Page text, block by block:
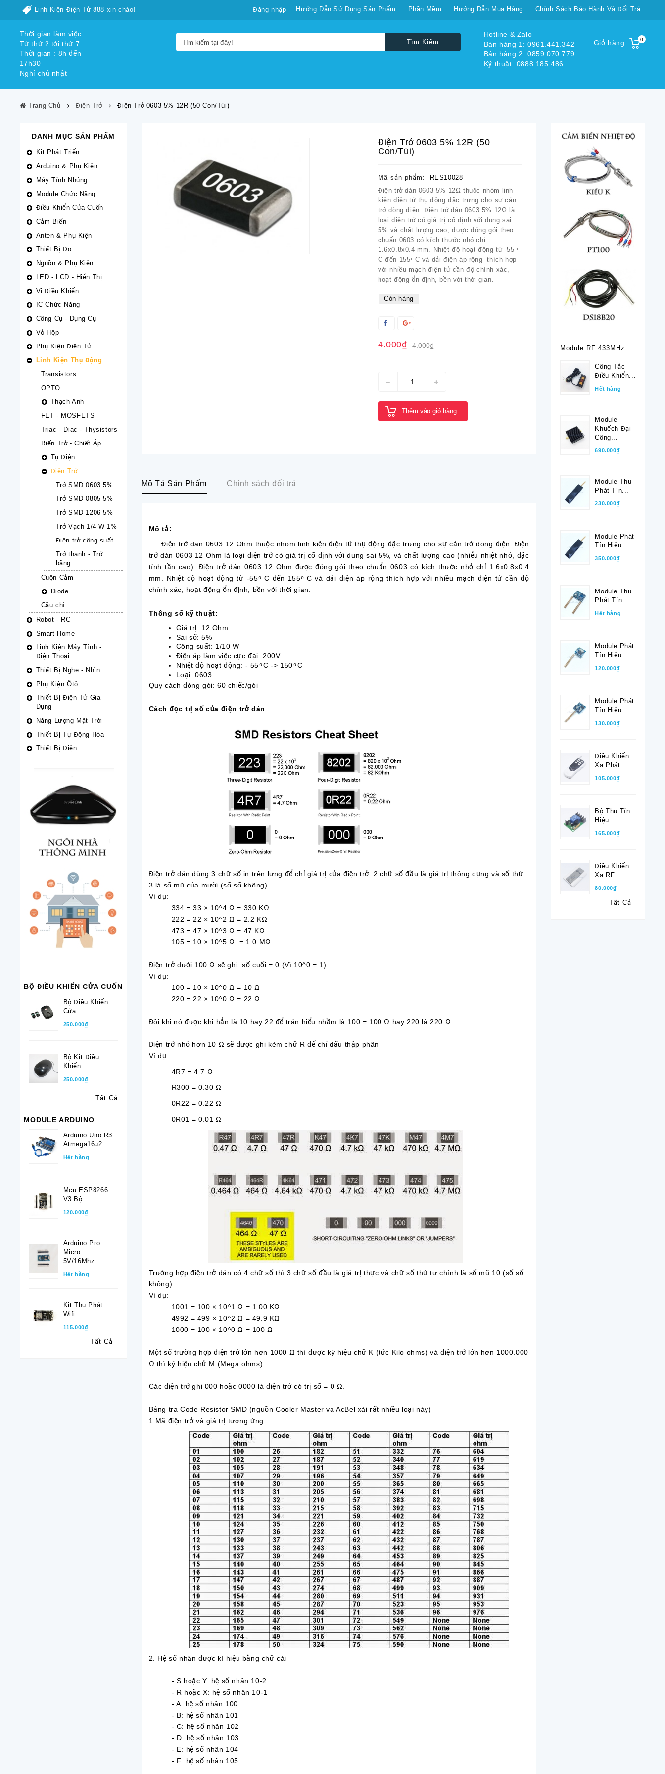
Linh Kiện Điện Tử 888 xin chào! Hướng Dẫn Sử Dụng Sản Phẩm Phần Mềm Hướng Dẫn Mua Hàng Chính Sách Bảo Hành Và Đổi Trả
Đăng nhập
Thời gian làm việc :
Từ thứ 2 tới thứ 7
Thời gian : 8h đến
17h30
Nghỉ chủ nhật
Giỏ hàng 0
Hotline & Zalo
Bán hàng 1: 0961.441.342
Bán hàng 2: 0859.070.779
Kỹ thuật: 0888.185.486
Tìm Kiếm
Trang Chủ Điện Trở Điện Trở 0603 5% 12R (50 Con/túi)
DANH MỤC SẢN PHẨM
Kit Phát Triển
Arduino & Phụ Kiện
Máy Tính Nhúng
Module Chức Năng
Điều Khiển Cửa Cuốn
Cảm Biến
Anten & Phụ Kiện
Thiết Bị Đo
Nguồn & Phụ Kiện
LED - LCD - Hiển Thị
Vi Điều Khiển
IC Chức Năng
Công Cụ - Dụng Cụ
Vỏ Hộp
Phụ Kiện Điện Tử
Linh Kiện Thụ Động
Transistors
OPTO
Thạch Anh
FET - MOSFETS
Triac - Diac - Thysistors
Biến Trở - Chiết Áp
Tụ Điện
Điện Trở
Trở SMD 0603 5%
Trở SMD 0805 5%
Trở SMD 1206 5%
Trở Vạch 1/4 W 1%
Điện trở công suất
Trở thanh - Trở
băng
Cuộn Cảm
Diode
Cầu chì
Robot - RC
Smart Home
Linh Kiện Máy Tính -
Điện Thoại
Thiết Bị Nghe - Nhìn
Phụ Kiện Ôtô
Thiết Bị Điện Tử Gia
Dụng
Năng Lượng Mặt Trời
Thiết Bị Tự Động Hóa
Thiết Bị Điện
BỘ ĐIỀU KHIỂN CỬA CUỐN
Bộ Điều Khiển
Cửa...
250.000₫
Bộ Kit Điều
Khiển...
250.000₫
Tất Cả
MODULE ARDUINO
Arduino Uno R3
Atmega16u2
Hết hàng
Mcu ESP8266
V3 Bộ...
120.000₫
Arduino Pro
Micro
5V/16Mhz...
Hết hàng
Kit Thu Phát
Wifi...
115.000₫
Tất Cả
Điện Trở 0603 5% 12R (50
Con/túi)
Mã sản phẩm:
RES10028
Điện trở dán 0603 5% 12Ω thuộc nhóm linh
kiện điện tử thụ động đặc trưng cho sự cản
trở dòng điện. Điện trở dán 0603 5% 12Ω là
loại điện trở có giá trị cố định với dung sai
5% và chất lượng cao, được đóng gói theo
chuẩn 0603 có kích thước nhỏ chỉ
1.6x0.8x0.4 mm. Nhiệt độ hoạt động từ -55 ͦ
C đến 155 ͦ C và dải điện áp rộng thích hợp
với nhiều mạch điện tử cần độ chính xác,
hoạt động ổn định, bền với thời gian.
Còn hàng
4.000₫ 4.000₫
Thêm vào giỏ hàng
Mô Tả Sản Phẩm Chính sách đổi trả
Mô tả:
Điện trở dán 0603 12 Ohm thuộc nhóm linh kiện điện tử thụ động đặc trưng cho sự cản trở dòng điện. Điện
trở dán 0603 12 Ohm là loại điện trở có giá trị cố định với dung sai 5%, và chất lượng cao (nhiễu nhiệt nhỏ, đặc
tính tần cao). Điện trở dán 0603 12 Ohm được đóng gói theo chuẩn 0603 có kích thước nhỏ chỉ 1.6x0.8x0.4
mm. Nhiệt độ hoạt động từ -55 ͦ C đến 155 ͦ C và dải điện áp rộng thích hợp với nhiều mạch điện tử cần độ
chính xác, hoạt động ổn định, bền với thời gian.
Thông số kỹ thuật:
Giá trị: 12 Ohm
Sai số: 5%
Công suất: 1/10 W
Điện áp làm việc cực đại: 200V
Nhiệt độ hoạt động: - 55 ͦ C -> 150 ͦ C
Loại: 0603
Quy cách đóng gói: 60 chiếc/gói
Cách đọc trị số của điện trở dán
Điện trở dán dùng 3 chữ số in trên lưng để chỉ giá trị của điện trở. 2 chữ số đầu là giá trị thông dụng và số thứ
3 là số mũ của mười (số số không).
Ví dụ:
334 = 33 × 10^4 Ω = 330 KΩ
222 = 22 × 10^2 Ω = 2.2 KΩ
473 = 47 × 10^3 Ω = 47 KΩ
105 = 10 × 10^5 Ω = 1.0 MΩ
Điện trở dưới 100 Ω sẽ ghi: số cuối = 0 (Vì 10^0 = 1).
Ví dụ:
100 = 10 × 10^0 Ω = 10 Ω
220 = 22 × 10^0 Ω = 22 Ω
Đôi khi nó được khi hẳn là 10 hay 22 để trán hiểu nhầm là 100 = 100 Ω hay 220 là 220 Ω.
Điện trở nhỏ hơn 10 Ω sẽ được ghi kèm chữ R để chỉ dấu thập phân.
Ví dụ:
4R7 = 4.7 Ω
R300 = 0.30 Ω
0R22 = 0.22 Ω
0R01 = 0.01 Ω
Trường hợp điện trở dán có 4 chữ số thì 3 chữ số đầu là giá trị thực và chữ số thứ tư chính là số mũ 10 (số số
không).
Ví dụ:
1001 = 100 × 10^1 Ω = 1.00 KΩ
4992 = 499 × 10^2 Ω = 49.9 KΩ
1000 = 100 × 10^0 Ω = 100 Ω
Một số trường hợp điện trở lớn hơn 1000 Ω thì được ký hiệu chữ K (tức Kilo ohms) và điện trở lớn hơn 1000.000
Ω thì ký hiệu chử M (Mega ohms).
Các điện trở ghi 000 hoặc 0000 là điện trở có trị số = 0 Ω.
Bảng tra Code Resistor SMD (nguồn Cooler Master và AcBel xài rất nhiều loại này)
1.Mã điện trở và giá trị tương ứng
2. Hệ số nhân được kí hiệu bằng chữ cái
- S hoặc Y: hệ số nhân 10-2
- R hoặc X: hệ số nhân 10-1
- A: hệ số nhân 100
- B: hệ số nhân 101
- C: hệ số nhân 102
- D: hệ số nhân 103
- E: hệ số nhân 104
- F: hệ số nhân 105
Module RF 433MHz
Công Tắc
Điều Khiển...
Hết hàng
Module
Khuếch Đại
Công...
690.000₫
Module Thu
Phát Tín...
230.000₫
Module Phát
Tín Hiệu...
350.000₫
Module Thu
Phát Tín...
Hết hàng
Module Phát
Tín Hiệu...
120.000₫
Module Phát
Tín Hiệu...
130.000₫
Điều Khiển
Xa Phát...
105.000₫
Bộ Thu Tín
Hiệu...
165.000₫
Điều Khiển
Xa RF...
80.000₫
Tất Cả